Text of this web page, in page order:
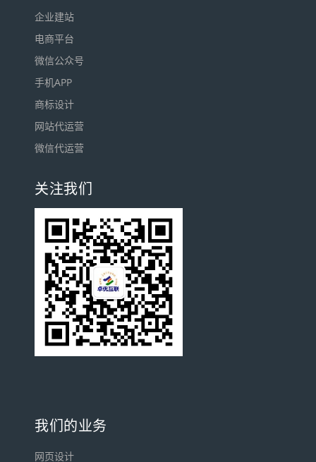
企业建站
电商平台
微信公众号
手机APP
商标设计
网站代运营
微信代运营
关注我们
我们的业务
网页设计